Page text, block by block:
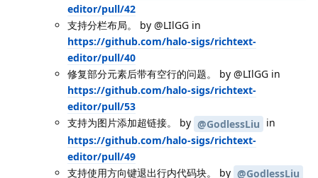
editor/pull/42
支持分栏布局。 by @LIlGG in
https://github.com/halo-sigs/richtext-
editor/pull/40
修复部分元素后带有空行的问题。 by @LIlGG in
https://github.com/halo-sigs/richtext-
editor/pull/53
支持为图片添加超链接。 by @GodlessLiu in
https://github.com/halo-sigs/richtext-
editor/pull/49
支持使用方向键退出行内代码块。 by @GodlessLiu